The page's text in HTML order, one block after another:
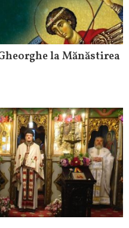
la Mănăstirea